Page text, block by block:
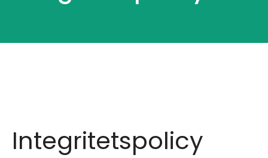
Integritetspolicy